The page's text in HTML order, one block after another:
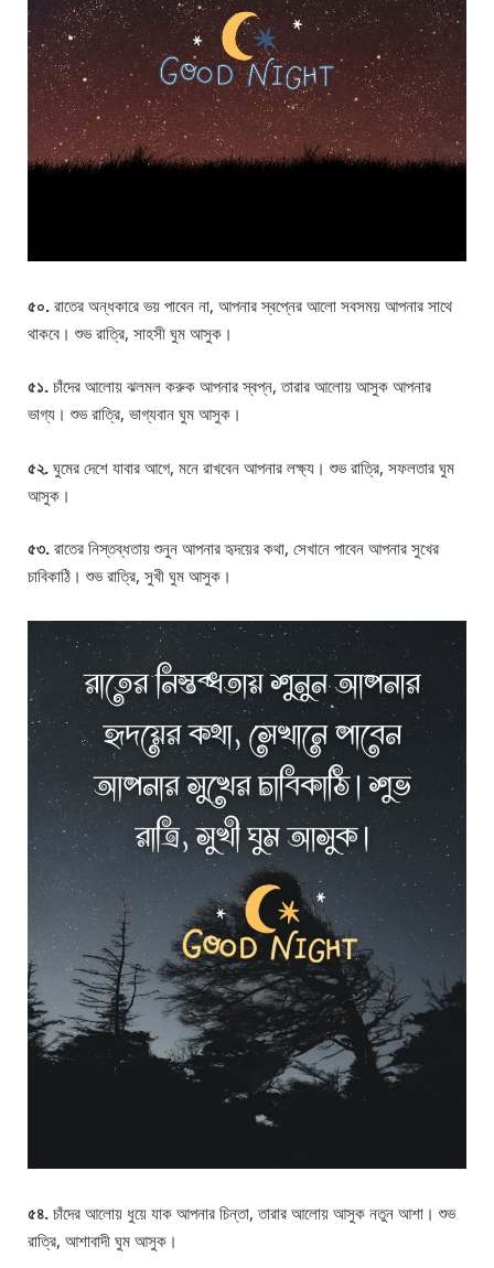
৫০. রাতের অন্ধকারে ভয় পাবেন না, আপনার স্বপ্নের আলো সবসময় আপনার সাথে
থাকবে। শুভ রাত্রি, সাহসী ঘুম আসুক।
৫১. চাঁদের আলোয় ঝলমল করুক আপনার স্বপ্ন, তারার আলোয় আসুক আপনার
ভাগ্য। শুভ রাত্রি, ভাগ্যবান ঘুম আসুক।
৫২. ঘুমের দেশে যাবার আগে, মনে রাখবেন আপনার লক্ষ্য। শুভ রাত্রি, সফলতার ঘুম
আসুক।
৫৩. রাতের নিস্তব্ধতায় শুনুন আপনার হৃদয়ের কথা, সেখানে পাবেন আপনার সুখের
চাবিকাঠি। শুভ রাত্রি, সুখী ঘুম আসুক।
৫৪. চাঁদের আলোয় ধুয়ে যাক আপনার চিন্তা, তারার আলোয় আসুক নতুন আশা। শুভ
রাত্রি, আশাবাদী ঘুম আসুক।